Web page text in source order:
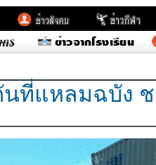
ที่แหลมฉบัง ช